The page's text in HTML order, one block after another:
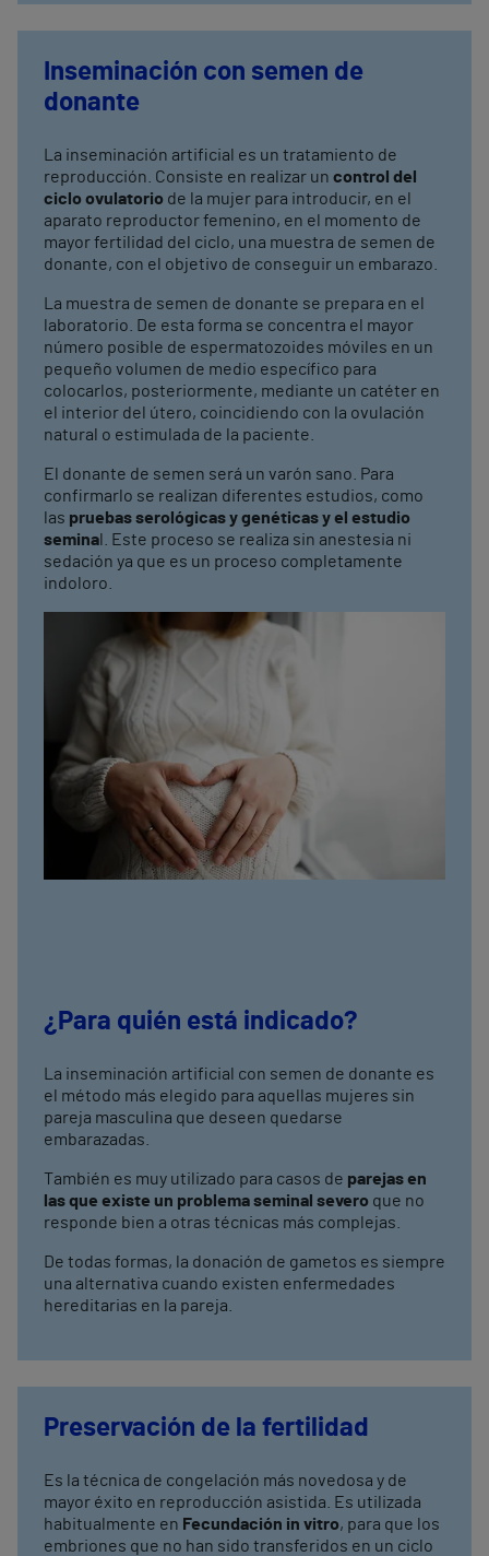
Inseminación con semen de
donante
La inseminación artificial es un tratamiento de
reproducción. Consiste en realizar un control del
ciclo ovulatorio de la mujer para introducir, en el
aparato reproductor femenino, en el momento de
mayor fertilidad del ciclo, una muestra de semen de
donante, con el objetivo de conseguir un embarazo.
La muestra de semen de donante se prepara en el
laboratorio. De esta forma se concentra el mayor
número posible de espermatozoides móviles en un
pequeño volumen de medio específico para
colocarlos, posteriormente, mediante un catéter en
el interior del útero, coincidiendo con la ovulación
natural o estimulada de la paciente.
El donante de semen será un varón sano. Para
confirmarlo se realizan diferentes estudios, como
las pruebas serológicas y genéticas y el estudio
semina l. Este proceso se realiza sin anestesia ni
sedación ya que es un proceso completamente
indoloro.
¿Para quién está indicado?
La inseminación artificial con semen de donante es
el método más elegido para aquellas mujeres sin
pareja masculina que deseen quedarse
embarazadas.
También es muy utilizado para casos de parejas en
las que existe un problema seminal severo que no
responde bien a otras técnicas más complejas.
De todas formas, la donación de gametos es siempre
una alternativa cuando existen enfermedades
hereditarias en la pareja.
Preservación de la fertilidad
Es la técnica de congelación más novedosa y de
mayor éxito en reproducción asistida. Es utilizada
habitualmente en Fecundación in vitro, para que los
embriones que no han sido transferidos en un ciclo